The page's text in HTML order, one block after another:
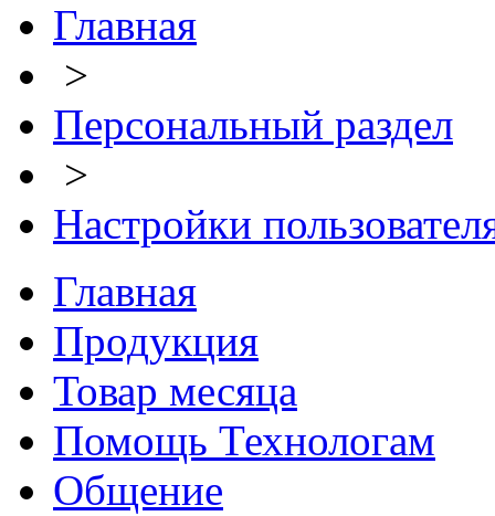
Главная
>
Персональный раздел
>
Настройки
Главная
Продукция
Товар месяца
Помощь Технологам
Общение